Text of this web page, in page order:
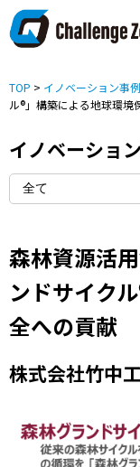
TOP > イノベーション事例
ル®」構築による地球環境
イノベーショ
森林資源活
ンドサイク
全への貢献
株式会社竹中